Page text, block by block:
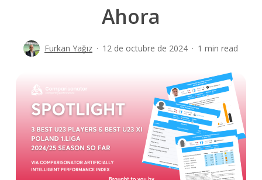
Ahora
Furkan Yağız 12 de octubre de 2024 1 min read